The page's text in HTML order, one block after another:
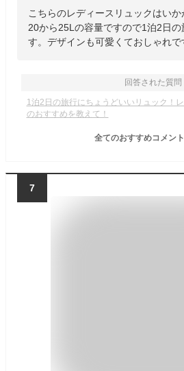
こちらのレディースリュックはい
20から25Lの容量ですので1泊2日
す。デザインも可愛くておしゃれで
回答された質問
1泊2日の旅行にちょうどいいリュック！
のおすすめを教えて！
全てのおすすめコメント
7